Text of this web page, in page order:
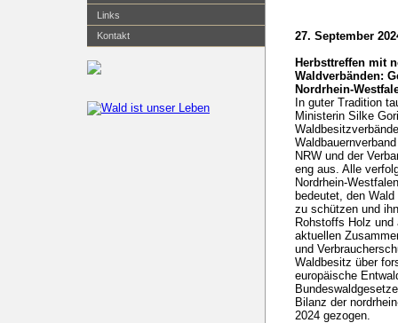
Links
Kontakt
27. September
Herbsttreffen mit
Waldverbänden:
Nordrhein-
In guter Tradition
Ministerin Silke
NRW und der
eng aus. Alle
Nordrhein-
bedeutet, den
zu schützen und
Rohstoffs Holz
aktuellen
und
Waldbesitz über
europäische
Bilanz der
2024 gezogen.